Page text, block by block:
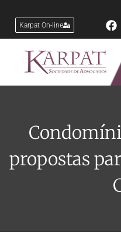
Karpat On-line
propostas